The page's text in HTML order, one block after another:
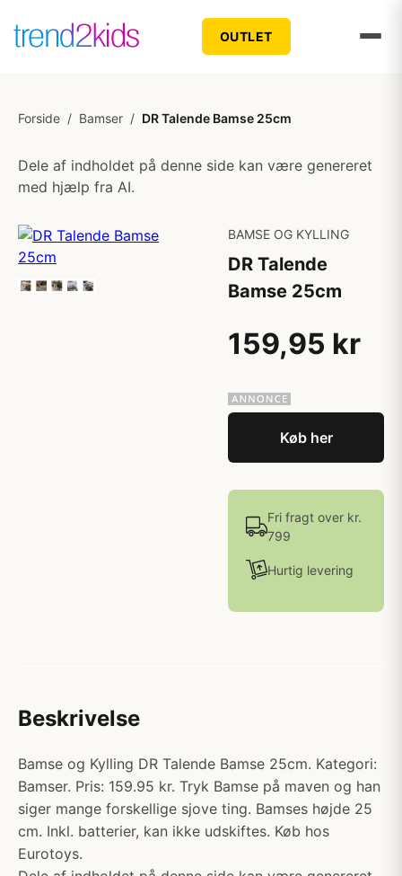
OUTLET
Forside / Bamser / DR Talende Bamse 25cm
Dele af indholdet på denne side kan være genereret
med hjælp fra AI.
BAMSE OG KYLLING
DR Talende
Bamse 25cm
159,95 kr
Køb her
Fri fragt over kr.
799
Hurtig levering
Beskrivelse
Bamse og Kylling DR Talende Bamse 25cm. Kategori:
Bamser. Pris: 159.95 kr. Tryk Bamse på maven og han
siger mange forskellige sjove ting. Bamses højde 25
cm. Inkl. batterier, kan ikke udskiftes. Køb hos
Eurotoys.